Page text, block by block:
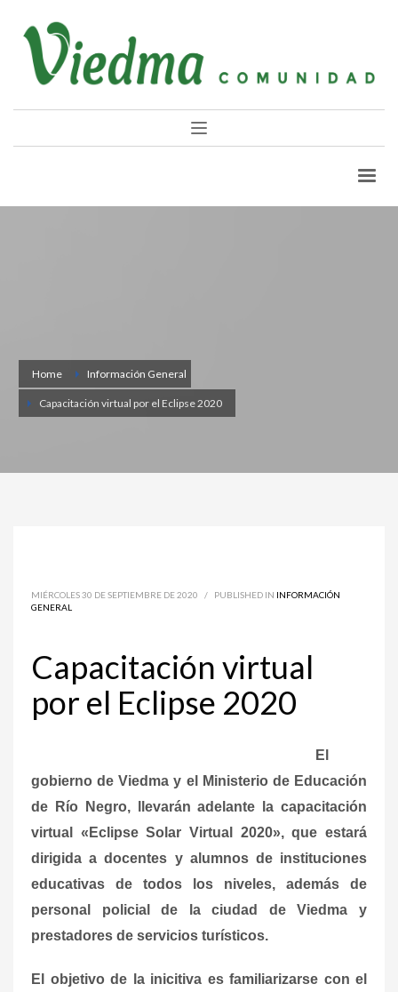
Home Información General
Capacitación virtual por el Eclipse 2020
MIÉRCOLES 30 DE SEPTIEMBRE DE 2020 / PUBLISHED IN INFORMACIÓN
GENERAL
Capacitación virtual
por el Eclipse 2020
El
gobierno de Viedma y el Ministerio de Educación
de Río Negro, llevarán adelante la capacitación
virtual «Eclipse Solar Virtual 2020», que estará
dirigida a docentes y alumnos de instituciones
educativas de todos los niveles, además de
personal policial de la ciudad de Viedma y
prestadores de servicios turísticos.
El objetivo de la inicitiva es familiarizarse con el